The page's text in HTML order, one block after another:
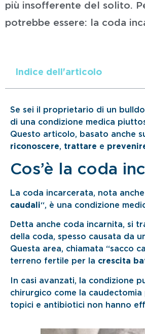
più insofferente del solito.
potrebbe essere: la coda
Indice dell'articolo
Se sei il proprietario di un
di una condizione medica
Questo articolo, basato anche
riconoscere, trattare e
Cos’è la coda
La coda incarcerata, nota
caudali“, è una condizione
Detta anche coda incarnita, si
della coda, spesso causata da
Questa area, chiamata “sacco
terreno fertile per la crescita
In casi avanzati, la condizione
chirurgico come la
topici e antibiotici non hanno